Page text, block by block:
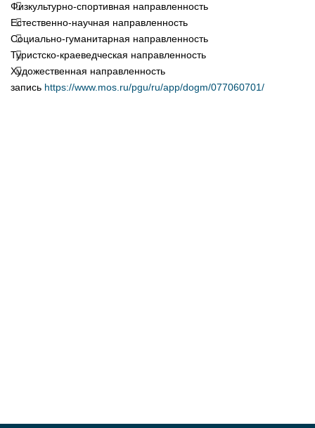
Физкультурно-спортивная направленность
Естественно-научная направленность
Социально-гуманитарная направленность
Туристско-краеведческая направленность
Художественная направленность
запись https://www.mos.ru/pgu/ru/app/dogm/077060701/